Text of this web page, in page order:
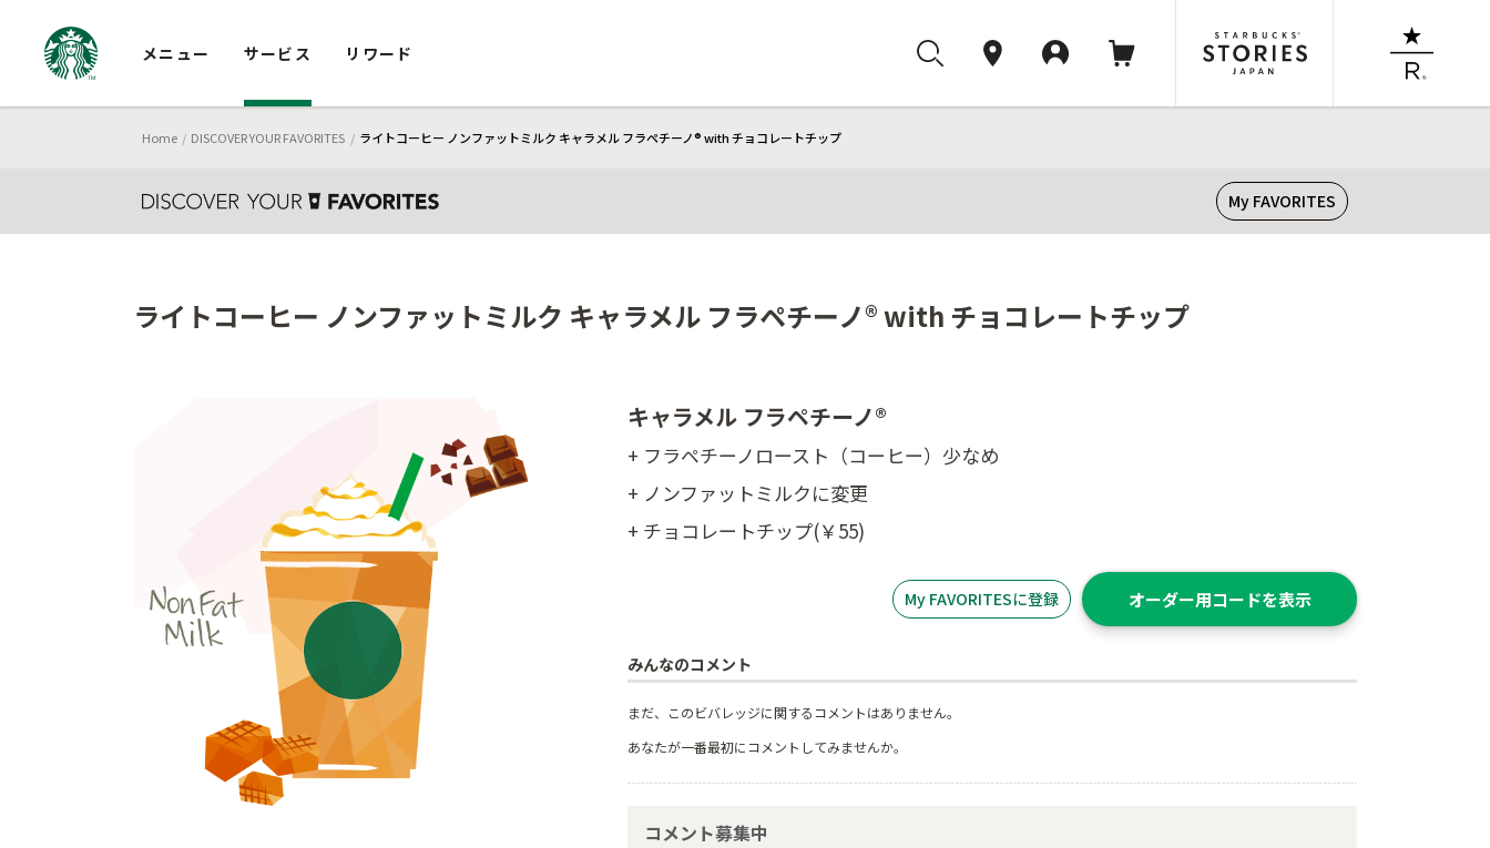
メニュー サービス リワード
Home DISCOVER YOUR FAVORITES ライトコーヒー ノンファットミルク キャラメル フラペチーノ® with チョコレートチップ
My FAVORITES
ライトコーヒー ノンファットミルク キャラメル フラペチーノ® with チョコレートチップ
キャラメル フラペチーノ®
+ フラペチーノロースト（コーヒー）少なめ
+ ノンファットミルクに変更
+ チョコレートチップ(￥55)
My FAVORITESに登録 オーダー用コードを表示
みんなのコメント
まだ、このビバレッジに関するコメントはありません。
あなたが一番最初にコメントしてみませんか。
コメント募集中